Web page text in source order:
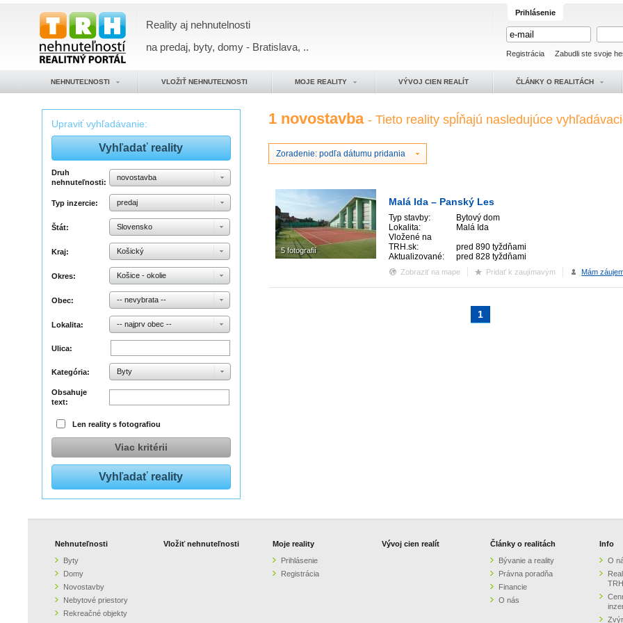
Reality aj nehnutelnosti
na predaj, byty, domy - Bratislava, ..
Prihlásenie
Registrácia Zabudli ste svoje
NEHNUTEĽNOSTI VLOŽIŤ NEHNUTEĽNOSTI MOJE REALITY VÝVOJ CIEN REALÍT ČLÁNKY O REALITÁCH
Upraviť vyhľadávanie:
Druh
nehnuteľnosti:
novostavba
Typ inzercie: predaj
Štát: Slovensko
Kraj: Košický
Okres: Košice - okolie
Obec: -- nevybrata --
Lokalita: -- najprv obec --
Ulica:
Kategória: Byty
Obsahuje
text:
Len reality s fotografiou
Viac kritérii
1 novostavba- Tieto reality spĺňajú nasledujúce
Zoradenie: podľa dátumu pridania
5 fotografií
Malá Ida – Panský Les
Typ stavby:
Bytový dom
Lokalita:
Malá Ida
Vložené na
TRH.sk:
pred 890 tyždňami
Aktualizované:
pred 828 tyždňami
Zobraziť na mape Pridať k zaujímavým Mám
1
Nehnuteľnosti
Byty
Domy
Novostavby
Nebytové priestory
Rekreačné objekty
Vložiť nehnuteľnosti
Moje reality
Prihlásenie
Registrácia
Vývoj cien realít
Články o realitách
Bývanie a reality
Právna poradňa
Financie
O nás
Info
O